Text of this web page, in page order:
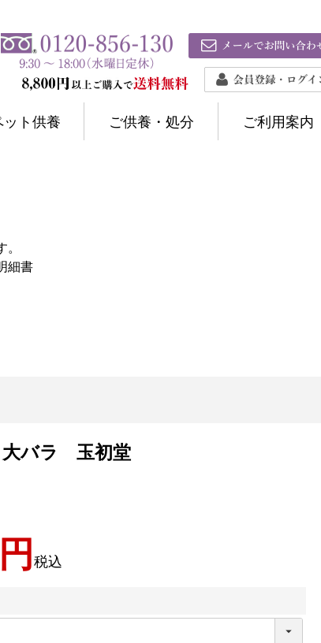
ト供養 ご供養・処分 ご利用案内
細書
大バラ 玉初堂
税込